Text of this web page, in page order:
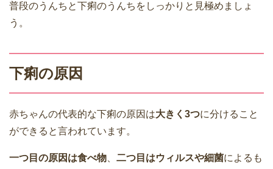
普段のうんちと下痢のうんちをしっかりと見極めましょ
う。
下痢の原因
赤ちゃんの代表的な下痢の原因は大きく3つに分けること
ができると言われています。
一つ目の原因は食べ物 二つ目はウィルスや細菌によるも